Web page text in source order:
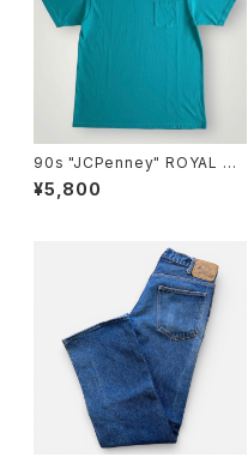
90s "JCPenney" ROYAL C
OMFORT Pocket T-Shirts
JCペニー ロイヤル コンフォート
¥5,800